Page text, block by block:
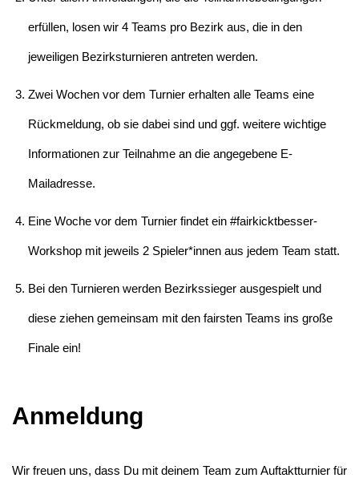
erfüllen, losen wir 4 Teams pro Bezirk aus, die in den
jeweiligen Bezirksturnieren antreten werden.
Zwei Wochen vor dem Turnier erhalten alle Teams eine
Rückmeldung, ob sie dabei sind und ggf. weitere wichtige
Informationen zur Teilnahme an die angegebene E-
Mailadresse.
Eine Woche vor dem Turnier findet ein #fairkicktbesser-
Workshop mit jeweils 2 Spieler*innen aus jedem Team statt.
Bei den Turnieren werden Bezirkssieger ausgespielt und
diese ziehen gemeinsam mit den fairsten Teams ins große
Finale ein!
Anmeldung
Wir freuen uns, dass Du mit deinem Team zum Auftaktturnier für